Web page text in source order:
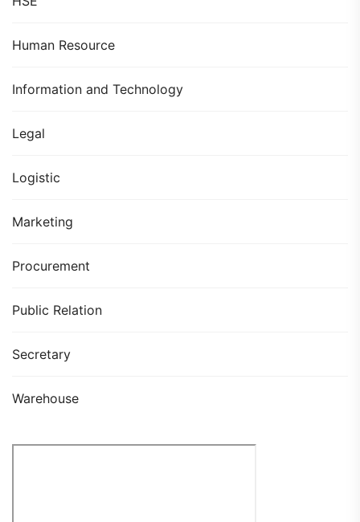
Human Resource
Information and Technology
Legal
Logistic
Marketing
Procurement
Public Relation
Secretary
Warehouse